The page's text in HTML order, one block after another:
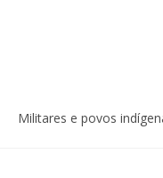
Militares e povos